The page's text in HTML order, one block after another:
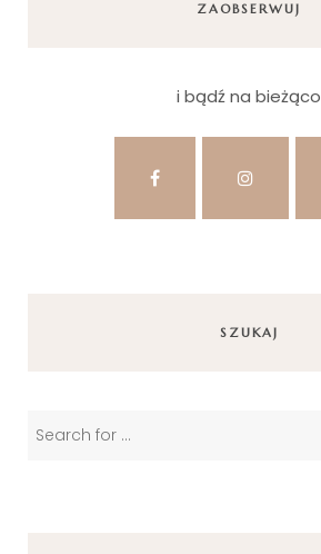
ZAOBSERWUJ
i bądź na bieżąco
SZUKAJ